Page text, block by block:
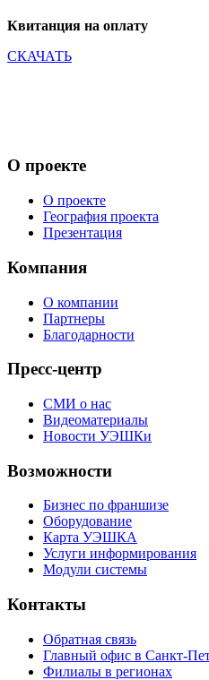
Квитанция на оплату
СКАЧАТЬ
О проекте
О проекте
География проекта
Презентация
Компания
О компании
Партнеры
Благодарности
Пресс-центр
СМИ о нас
Видеоматериалы
Новости УЭШКи
Возможности
Бизнес по франшизе
Оборудование
Карта УЭШКА
Услуги информирования
Модули системы
Контакты
Обратная связь
Главный офис в Санкт-
Филиалы в регионах